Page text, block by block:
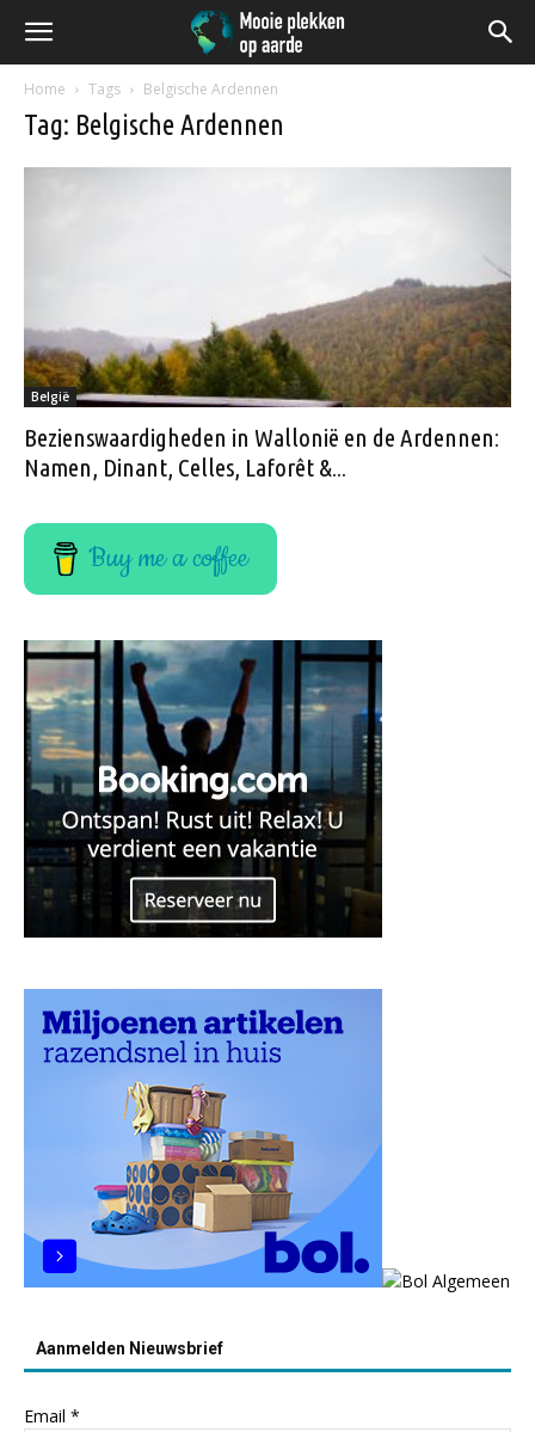
Home Tags Belgische Ardennen
Tag: Belgische Ardennen
België
Bezienswaardigheden in Wallonië en de Ardennen:
Namen, Dinant, Celles, Laforêt &...
Buy me a coffee
Aanmelden Nieuwsbrief
Email *